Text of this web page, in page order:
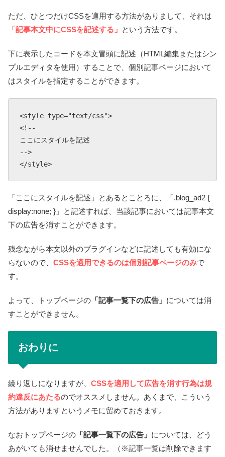
ただ、ひとつだけCSSを適用する方法がありまして、それは
「記事本文中にCSSを記述する」 という方法です。
下に表示したコードを本文冒頭に記述（HTML編集またはシン
プルエディタを使用）することで、個別記事ページにおいて
はスタイルを指定することができます。
<style type="text/css">
<!--
ここにスタイルを記述
-->
</style>
「ここにスタイルを記述」とあるとことろに、「.blog_ad2 {
display:none; }」と記述すれば、当該記事においては記事本文
下の広告を消すことができます。
残念ながら本文以外のプラグインなどに記述しても有効にな
らないので、 CSSを適用できるのは個別記事ページのみで
す。
よって、トップページの 「記事一覧下の広告」 については消
すことができません。
おわりに
繰り返しになりますが、 CSSを適用して広告を消す行為は規
約違反にあたるのでオススメしません。あくまで、こういう
方法がありますというメモに留めておきます。
なおトップページの 「記事一覧下の広告」 については、どう
あがいても消せませんでした。（※記事一覧は削除できます